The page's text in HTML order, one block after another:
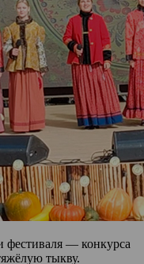
фестиваля — конкурса
тыкву.